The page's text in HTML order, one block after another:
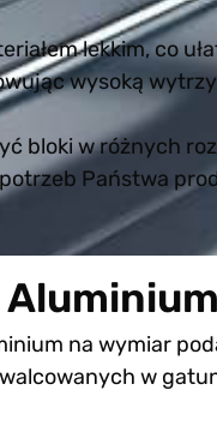
lekkim, co
wysoką
bloki w różnych
Państwa
na wymiar
w